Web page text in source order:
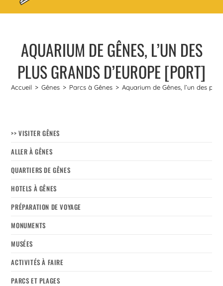
AQUARIUM DE GÊNES, L’UN DES
PLUS GRANDS D’EUROPE [PORT]
Accueil > Gênes > Parcs à Gênes > Aquarium de Gênes, l’un des
>> VISITER GÊNES
ALLER À GÊNES
QUARTIERS DE GÊNES
HOTELS À GÊNES
PRÉPARATION DE VOYAGE
MONUMENTS
MUSÉES
ACTIVITÉS À FAIRE
PARCS ET PLAGES